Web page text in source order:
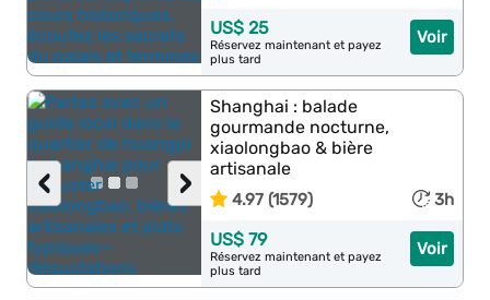
Voir
US$ 25
Réservez maintenant et payez
plus tard
›
‹
Shanghai : balade
gourmande nocturne,
xiaolongbao & bière
artisanale
4.97 (1579) 3h
Voir
US$ 79
Réservez maintenant et payez
plus tard